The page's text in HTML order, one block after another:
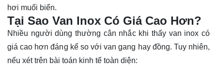
hơi muối biển.
Tại Sao Van Inox Có Giá Cao Hơn?
Nhiều người dùng thường cân nhắc khi thấy van inox có
giá cao hơn đáng kể so với van gang hay đồng. Tuy nhiên,
nếu xét trên bài toán kinh tế toàn diện: